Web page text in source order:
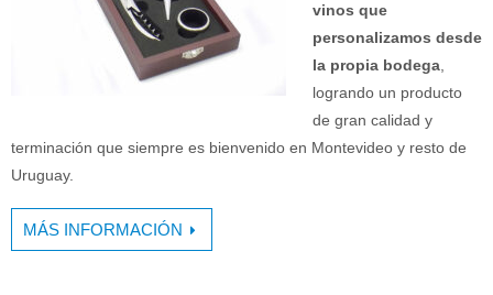
vinos que
personalizamos desde
la propia bodega
logrando un producto
de gran calidad y
terminación que siempre es bienvenido en Montevideo y resto de
Uruguay.
MÁS INFORMACIÓN